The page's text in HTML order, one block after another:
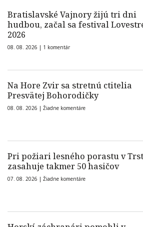
Bratislavské Vajnory žijú tri dni
hudbou, začal sa festival
2026
08. 08. 2026 | 1 komentár
Na Hore Zvir sa stretnú ctitelia
Presvätej Bohorodičky
08. 08. 2026 | Žiadne komentáre
Pri požiari lesného porastu v
zasahuje takmer 50 hasičov
07. 08. 2026 | Žiadne komentáre